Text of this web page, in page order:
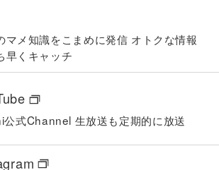
マメ知識をこまめに発信 オトクな情報
早くキャッチ
公式Channel 生放送も定期的に放送